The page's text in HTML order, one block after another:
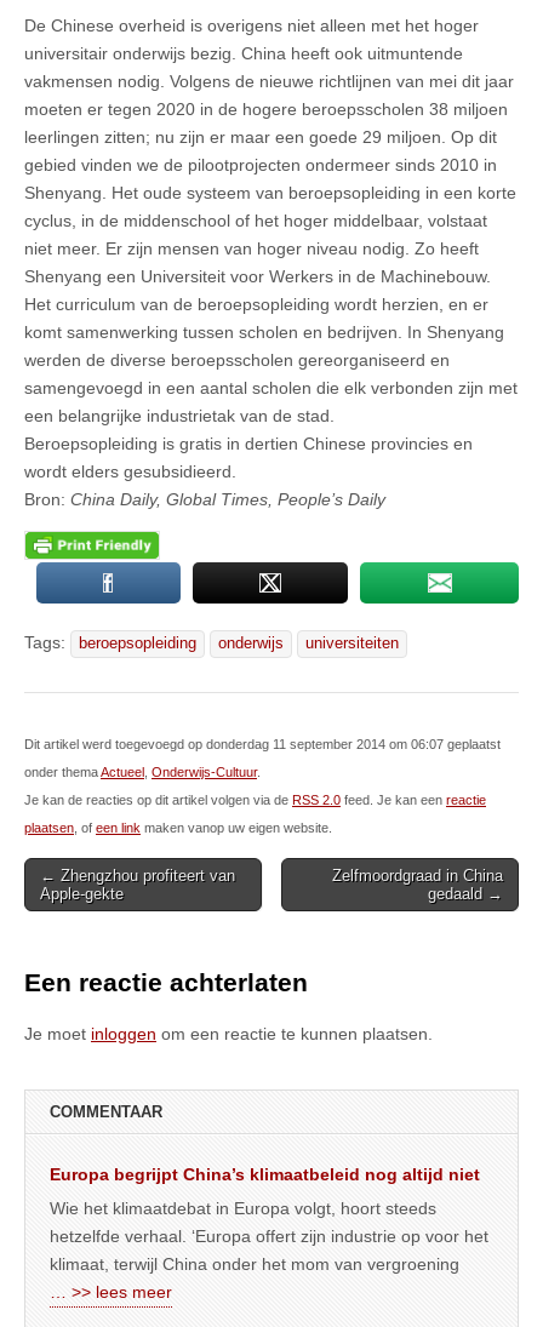
De Chinese overheid is overigens niet alleen met het hoger
universitair onderwijs bezig. China heeft ook uitmuntende
vakmensen nodig. Volgens de nieuwe richtlijnen van mei dit jaar
moeten er tegen 2020 in de hogere beroepsscholen 38 miljoen
leerlingen zitten; nu zijn er maar een goede 29 miljoen. Op dit
gebied vinden we de pilootprojecten ondermeer sinds 2010 in
Shenyang. Het oude systeem van beroepsopleiding in een korte
cyclus, in de middenschool of het hoger middelbaar, volstaat
niet meer. Er zijn mensen van hoger niveau nodig. Zo heeft
Shenyang een Universiteit voor Werkers in de Machinebouw.
Het curriculum van de beroepsopleiding wordt herzien, en er
komt samenwerking tussen scholen en bedrijven. In Shenyang
werden de diverse beroepsscholen gereorganiseerd en
samengevoegd in een aantal scholen die elk verbonden zijn met
een belangrijke industrietak van de stad.
Beroepsopleiding is gratis in dertien Chinese provincies en
wordt elders gesubsidieerd.
Bron: China Daily, Global Times, People’s Daily
Tags: beroepsopleiding onderwijs universiteiten
Dit artikel werd toegevoegd op donderdag 11 september 2014 om 06:07 geplaatst
onder themaActueel Onderwijs-Cultuur.
Je kan de reacties op dit artikel volgen via de RSS 2.0 feed. Je kan een reactie
plaatsen , of een link maken vanop uw eigen website.
Post
navigation
← Zhengzhou profiteert van
Apple-gekte
Zelfmoordgraad in China
gedaald →
Een reactie achterlaten
Je moet inloggen om een reactie te kunnen plaatsen.
COMMENTAAR
Europa begrijpt China’s klimaatbeleid nog altijd niet
Wie het klimaatdebat in Europa volgt, hoort steeds
hetzelfde verhaal. ‘Europa offert zijn industrie op voor het
klimaat, terwijl China onder het mom van vergroening
… >> lees meer